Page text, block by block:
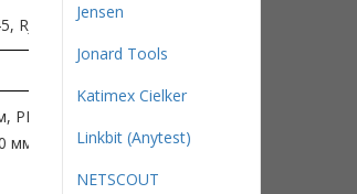
RJ-12 и RJ-11
PH2 × 100 мм
мм
Jensen
Jonard Tools
Katimex Cielker
Linkbit (Anytest)
NETSCOUT